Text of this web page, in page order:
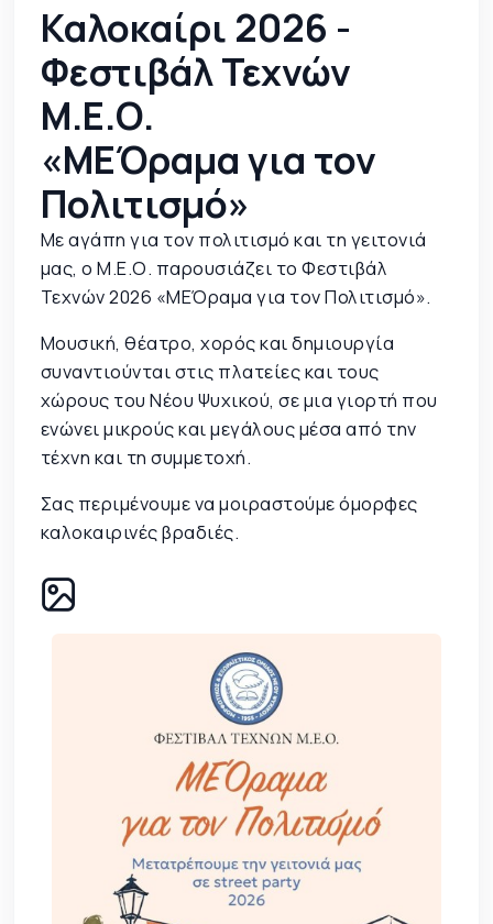
Καλοκαίρι 2026 -
Φεστιβάλ Τεχνών
Μ.Ε.Ο.
«ΜΕΌραμα για τον
Πολιτισμό»
Με αγάπη για τον πολιτισμό και τη γειτονιά
μας, ο Μ.Ε.Ο. παρουσιάζει το Φεστιβάλ
Τεχνών 2026 «ΜΕΌραμα για τον Πολιτισμό».
Μουσική, θέατρο, χορός και δημιουργία
συναντιούνται στις πλατείες και τους
χώρους του Νέου Ψυχικού, σε μια γιορτή που
ενώνει μικρούς και μεγάλους μέσα από την
τέχνη και τη συμμετοχή.
Σας περιμένουμε να μοιραστούμε όμορφες
καλοκαιρινές βραδιές.